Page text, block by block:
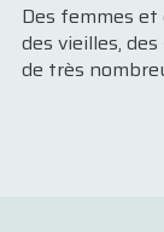
Des femmes
des vieilles,
de très